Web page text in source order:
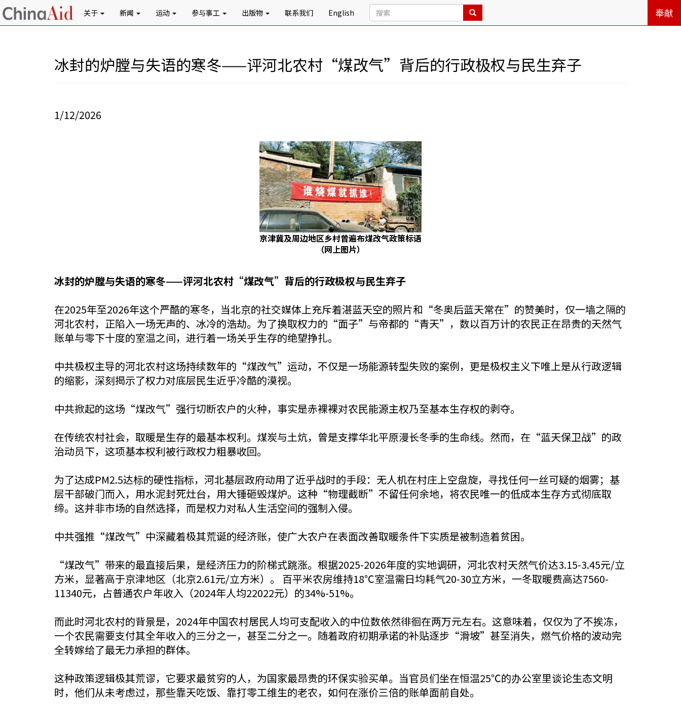
关于 新闻 运动 参与事工 出版物 联系我们 English 奉献
冰封的炉膛与失语的寒冬——评河北农村“煤改气”背后的行政极权与民生弃子
1/12/2026
京津冀及周边地区乡村曾遍布煤改气政策标语
（网上图片）
冰封的炉膛与失语的寒冬——评河北农村“煤改气”背后的行政极权与民生弃子
在2025年至2026年这个严酷的寒冬，当北京的社交媒体上充斥着湛蓝天空的照片和“冬奥后蓝天常在”的赞美时，仅一墙之隔的
河北农村，正陷入一场无声的、冰冷的浩劫。为了换取权力的“面子”与帝都的“青天”，数以百万计的农民正在昂贵的天然气
账单与零下十度的室温之间，进行着一场关乎生存的绝望挣扎。
中共极权主导的河北农村这场持续数年的“煤改气”运动，不仅是一场能源转型失败的案例，更是极权主义下唯上是从行政逻辑
的缩影，深刻揭示了权力对底层民生近乎冷酷的漠视。
中共掀起的这场“煤改气”强行切断农户的火种，事实是赤裸裸对农民能源主权乃至基本生存权的剥夺。
在传统农村社会，取暖是生存的最基本权利。煤炭与土炕，曾是支撑华北平原漫长冬季的生命线。然而，在“蓝天保卫战”的政
治动员下，这项基本权利被行政权力粗暴收回。
为了达成PM2.5达标的硬性指标，河北基层政府动用了近乎战时的手段：无人机在村庄上空盘旋，寻找任何一丝可疑的烟雾；基
层干部破门而入，用水泥封死灶台，用大锤砸毁煤炉。这种“物理截断”不留任何余地，将农民唯一的低成本生存方式彻底取
缔。这并非市场的自然选择，而是权力对私人生活空间的强制入侵。
中共强推“煤改气”中深藏着极其荒诞的经济账，使广大农户在表面改善取暖条件下实质是被制造着贫困。
“煤改气”带来的最直接后果，是经济压力的阶梯式跳涨。根据2025-2026年度的实地调研，河北农村天然气价达3.15-3.45元/立
方米，显著高于京津地区（北京2.61元/立方米）。 百平米农房维持18℃室温需日均耗气20-30立方米，一冬取暖费高达7560-
11340元，占普通农户年收入（2024年人均22022元）的34%-51%。
而此时河北农村的背景是，2024年中国农村居民人均可支配收入的中位数依然徘徊在两万元左右。这意味着，仅仅为了不挨冻，
一个农民需要支付其全年收入的三分之一，甚至二分之一。随着政府初期承诺的补贴逐步“滑坡”甚至消失，燃气价格的波动完
全转嫁给了最无力承担的群体。
这种政策逻辑极其荒谬，它要求最贫穷的人，为国家最昂贵的环保实验买单。当官员们坐在恒温25℃的办公室里谈论生态文明
时，他们从未考虑过，那些靠天吃饭、靠打零工维生的老农，如何在涨价三倍的账单面前自处。